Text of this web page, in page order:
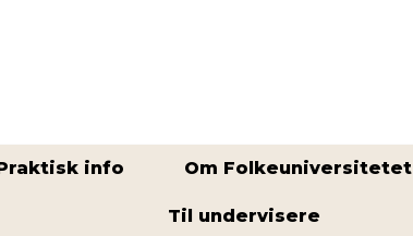
info Om Folkeuniversitetet
Til undervisere